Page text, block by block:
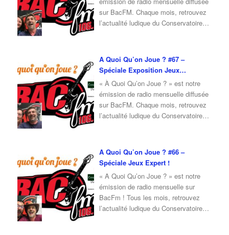
sur BacFM. Chaque mois, retrouvez
l’actualité ludique du Conservatoire
Pour l’émission de septembre 2025,
je reçois Nadia, adhérente du
Conservatoire du Jeu, qui vient nous
présenter une…
A Quoi Qu’on Joue ? #67 –
Spéciale Exposition Jeux
Modernes
« À Quoi Qu’on Joue ? » est notre
émission de radio mensuelle diffusée
sur BacFM. Chaque mois, retrouvez
l’actualité ludique du Conservatoire
Pour l’émission de juillet 2025, je
reçois Jean-Loup, cofondateur du
Conservatoire du Jeu, qui viendra
nous parler de…
A Quoi Qu’on Joue ? #66 –
Spéciale Jeux Expert !
« A Quoi Qu’on Joue ? » est notre
émission de radio mensuelle sur
BacFm ! Tous les mois, retrouvez
l’actualité ludique du Conservatoire